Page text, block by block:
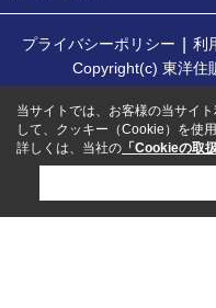
プライバシーポリシー 利
Copyright(c) 東洋住
当サイトでは、お客様の当サイ
して、クッキー（Cookie）を使用
詳しくは、当社の 「Cookieの取